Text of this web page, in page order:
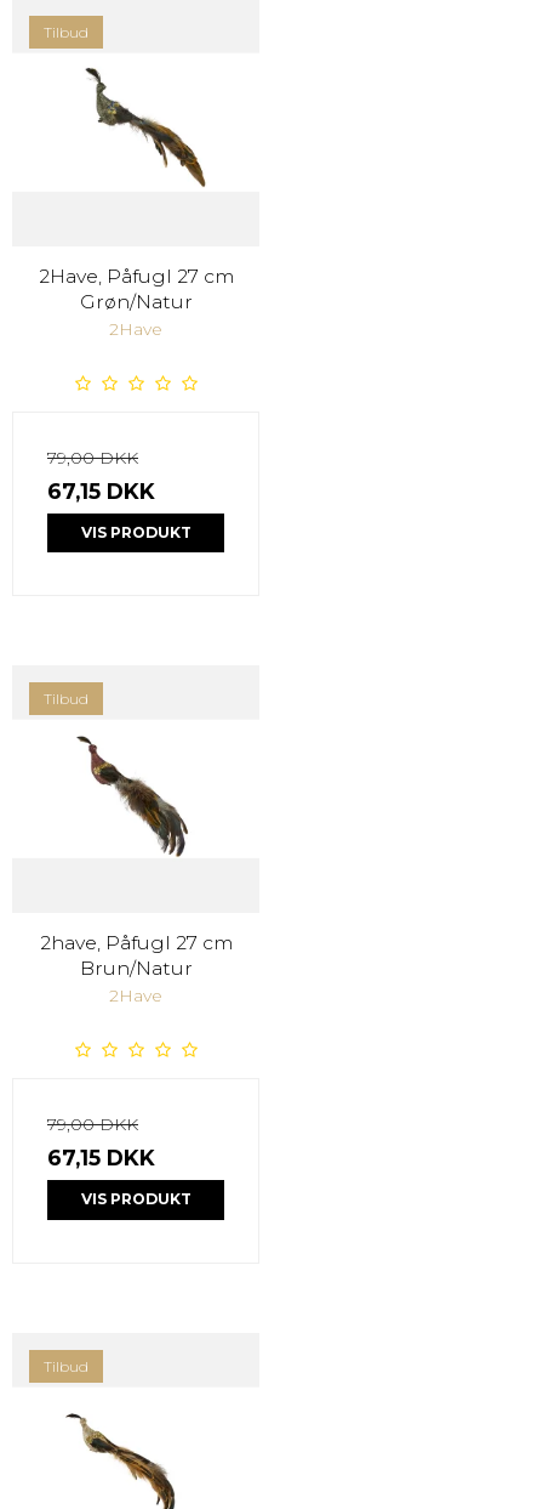
Tilbud
2Have, Påfugl 27 cm
Grøn/Natur
2Have
79,00 DKK
67,15 DKK
VIS PRODUKT
Tilbud
2have, Påfugl 27 cm
Brun/Natur
2Have
79,00 DKK
67,15 DKK
VIS PRODUKT
Tilbud